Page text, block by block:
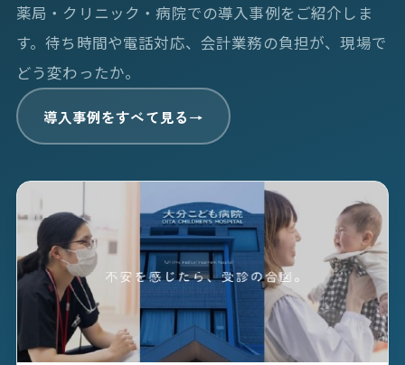
薬局・クリニック・病院での導入事例をご紹介しま
す。待ち時間や電話対応、会計業務の負担が、現場で
どう変わったか。
導入事例をすべて見る→